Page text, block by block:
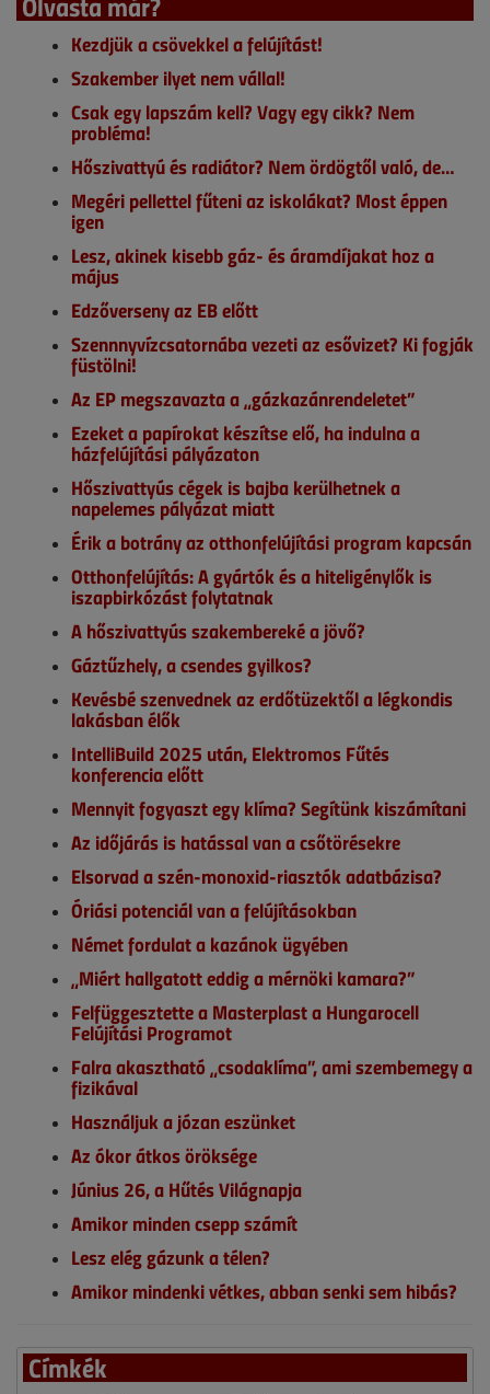
Kezdjük a csövekkel a felújítást!
Szakember ilyet nem vállal!
Csak egy lapszám kell? Vagy egy cikk? Nem
probléma!
Hőszivattyú és radiátor? Nem ördögtől való, de…
Megéri pellettel fűteni az iskolákat? Most éppen
igen
Lesz, akinek kisebb gáz- és áramdíjakat hoz a
május
Edzőverseny az EB előtt
Szennnyvízcsatornába vezeti az esővizet? Ki fogják
füstölni!
Az EP megszavazta a „gázkazánrendeletet”
Ezeket a papírokat készítse elő, ha indulna a
házfelújítási pályázaton
Hőszivattyús cégek is bajba kerülhetnek a
napelemes pályázat miatt
Érik a botrány az otthonfelújítási program kapcsán
Otthonfelújítás: A gyártók és a hiteligénylők is
iszapbirkózást folytatnak
A hőszivattyús szakembereké a jövő?
Gáztűzhely, a csendes gyilkos?
Kevésbé szenvednek az erdőtüzektől a légkondis
lakásban élők
IntelliBuild 2025 után, Elektromos Fűtés
konferencia előtt
Mennyit fogyaszt egy klíma? Segítünk kiszámítani
Az időjárás is hatással van a csőtörésekre
Elsorvad a szén-monoxid-riasztók adatbázisa?
Óriási potenciál van a felújításokban
Német fordulat a kazánok ügyében
„Miért hallgatott eddig a mérnöki kamara?”
Felfüggesztette a Masterplast a Hungarocell
Felújítási Programot
Falra akasztható „csodaklíma”, ami szembemegy a
fizikával
Használjuk a józan eszünket
Az ókor átkos öröksége
Június 26, a Hűtés Világnapja
Amikor minden csepp számít
Lesz elég gázunk a télen?
Amikor mindenki vétkes, abban senki sem hibás?
Címkék